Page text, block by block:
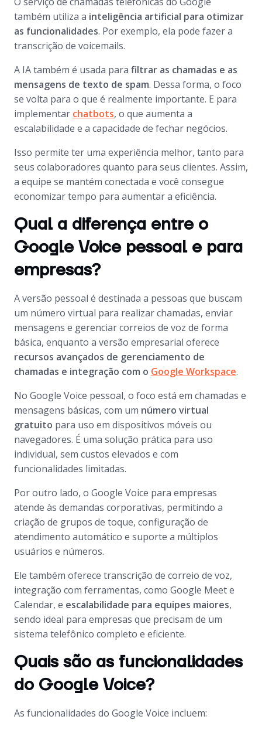
também utiliza a inteligência artificial para otimizar
as funcionalidades. Por exemplo, ela pode fazer a
transcrição de voicemails.
A IA também é usada para filtrar as chamadas e as
mensagens de texto de spam. Dessa forma, o foco
se volta para o que é realmente importante. E para
implementar chatbots, o que aumenta a
escalabilidade e a capacidade de fechar negócios.
Isso permite ter uma experiência melhor, tanto para
seus colaboradores quanto para seus clientes. Assim,
a equipe se mantém conectada e você consegue
economizar tempo para aumentar a eficiência.
Qual a diferença entre o
Google Voice pessoal e para
empresas?
A versão pessoal é destinada a pessoas que buscam
um número virtual para realizar chamadas, enviar
mensagens e gerenciar correios de voz de forma
básica, enquanto a versão empresarial oferece
recursos avançados de gerenciamento de
chamadas e integração com o Google Workspace.
No Google Voice pessoal, o foco está em chamadas e
mensagens básicas, com um número virtual
gratuito para uso em dispositivos móveis ou
navegadores. É uma solução prática para uso
individual, sem custos elevados e com
funcionalidades limitadas.
Por outro lado, o Google Voice para empresas
atende às demandas corporativas, permitindo a
criação de grupos de toque, configuração de
atendimento automático e suporte a múltiplos
usuários e números.
Ele também oferece transcrição de correio de voz,
integração com ferramentas, como Google Meet e
Calendar, e escalabilidade para equipes maiores,
sendo ideal para empresas que precisam de um
sistema telefônico completo e eficiente.
Quais são as funcionalidades
do Google Voice?
As funcionalidades do Google Voice incluem: